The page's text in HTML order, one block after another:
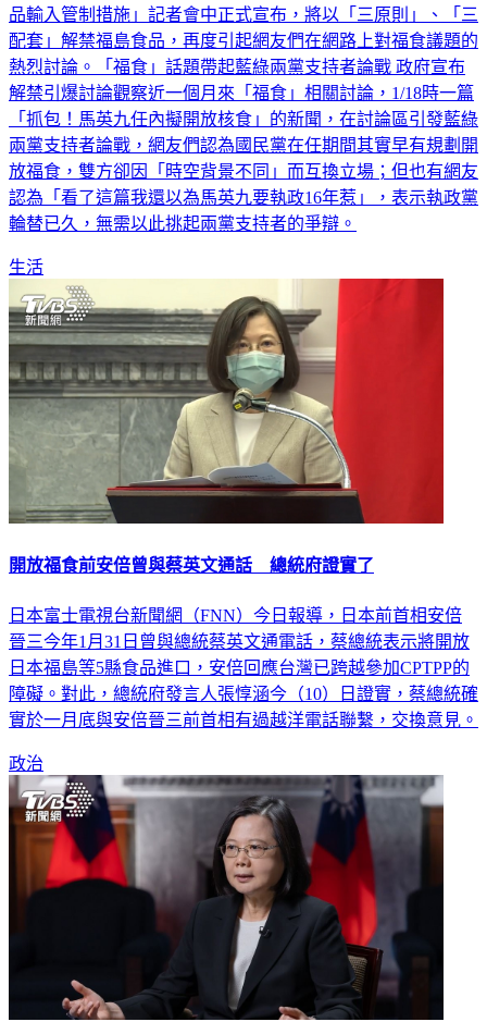
台長達十年之久，而近日（2022年2月8日）行政院在「日本食
品輸入管制措施」記者會中正式宣布，將以「三原則」、「三
配套」解禁福島食品，再度引起網友們在網路上對福食議題的
熱烈討論。「福食」話題帶起藍綠兩黨支持者論戰 政府宣布
解禁引爆討論觀察近一個月來「福食」相關討論，1/18時一篇
「抓包！馬英九任內擬開放核食」的新聞，在討論區引發藍綠
兩黨支持者論戰，網友們認為國民黨在任期間其實早有規劃開
放福食，雙方卻因「時空背景不同」而互換立場；但也有網友
認為「看了這篇我還以為馬英九要執政16年惹」，表示執政黨
生活
日本富士電視台新聞網（FNN）今日報導，日本前首相安倍
晉三今年1月31日曾與總統蔡英文通電話，蔡總統表示將開放
日本福島等5縣食品進口，安倍回應台灣已跨越參加CPTPP的
障礙。對此，總統府發言人張惇涵今（10）日證實，蔡總統確
政治